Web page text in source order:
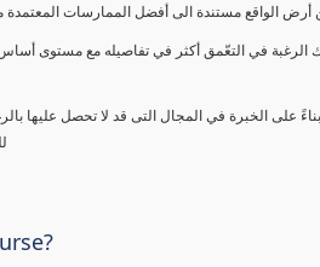
مستندة الى أفضل الممارسات المعتمدة من
في التعّمق أكثر في تفاصيله مع مستوى
على الخبرة في المجال التى قد لا تحصل عليها